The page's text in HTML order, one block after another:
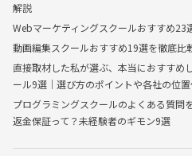
解説
Webマーケティングスクールおすすめ23
動画編集スクールおすすめ19選を徹底
直接取材した私が選ぶ、本当におすすめ
ール9選｜選び方のポイントや各社の位
プログラミングスクールのよくある質問
返金保証って？未経験者のギモン9選